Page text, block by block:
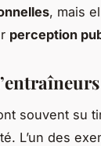
, mais
perception
souvent su
L’un des